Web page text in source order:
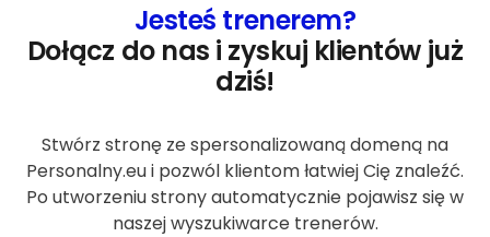
Jesteś trenerem?
Dołącz do nas i zyskuj klientów już
dziś!
Stwórz stronę ze spersonalizowaną domeną na
Personalny.eu i pozwól klientom łatwiej Cię znaleźć.
Po utworzeniu strony automatycznie pojawisz się w
naszej wyszukiwarce trenerów.